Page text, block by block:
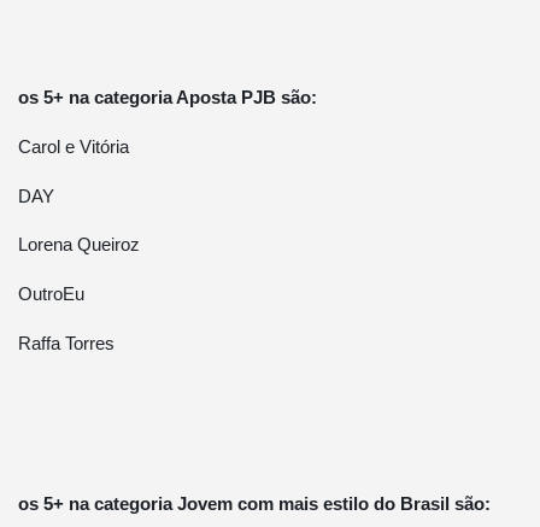
os 5+ na categoria Aposta PJB são:
Carol e Vitória
DAY
Lorena Queiroz
OutroEu
Raffa Torres
os 5+ na categoria Jovem com mais estilo do Brasil são: